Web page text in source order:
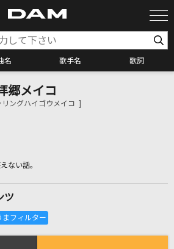
名 歌手名 歌詞
カラオケ検索
全国りれき
郷メイコ
ングハイゴウメイコ ]
ない話。
ツ